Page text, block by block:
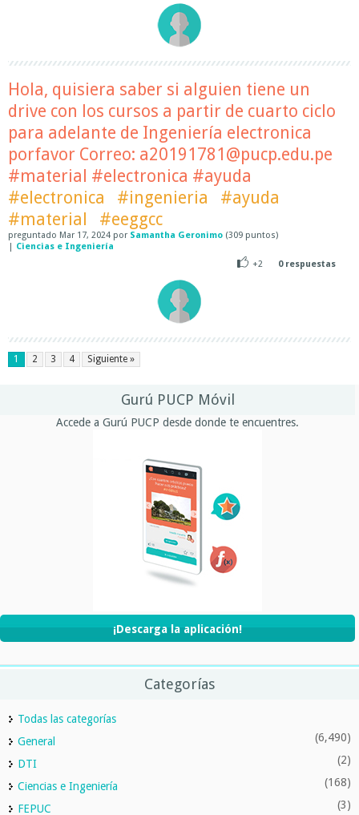
Hola, quisiera saber si alguien tiene un
drive con los cursos a partir de cuarto ciclo
para adelante de Ingeniería electronica
porfavor Correo: a20191781@pucp.edu.pe
#material #electronica #ayuda
#electronica
#ingenieria
#ayuda
#material
#eeggcc
preguntado Mar 17, 2024 por Samantha Geronimo (309 puntos)
| Ciencias e Ingeniería
+2
0respuestas
1 2 3 4 Siguiente »
Gurú PUCP Móvil
Accede a Gurú PUCP desde donde te encuentres.
¡Descarga la aplicación!
Categorías
Todas las categorías
General
(6,490)
DTI (2)
Ciencias e Ingeniería (168)
FEPUC (3)